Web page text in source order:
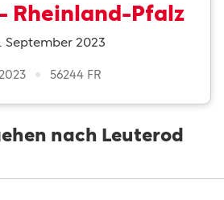
Rheinland-Pfalz
September 2023
56244 FR
nach Leuterod